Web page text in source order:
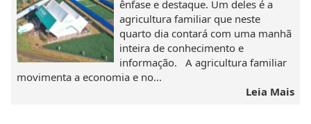
ênfase e destaque. Um deles é a
agricultura familiar que neste
quarto dia contará com uma manhã
inteira de conhecimento e
informação. A agricultura familiar
movimenta a economia e no...
Leia Mais